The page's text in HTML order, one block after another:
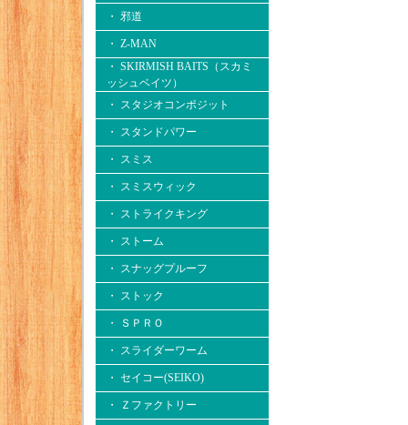
・ 邪道
・ Z-MAN
・ SKIRMISH BAITS（スカミ
ッシュベイツ）
・ スタジオコンポジット
・ スタンドパワー
・ スミス
・ スミスウィック
・ ストライクキング
・ ストーム
・ スナッグプルーフ
・ ストック
・ ＳＰＲＯ
・ スライダーワーム
・ セイコー(SEIKO)
・ Ｚファクトリー